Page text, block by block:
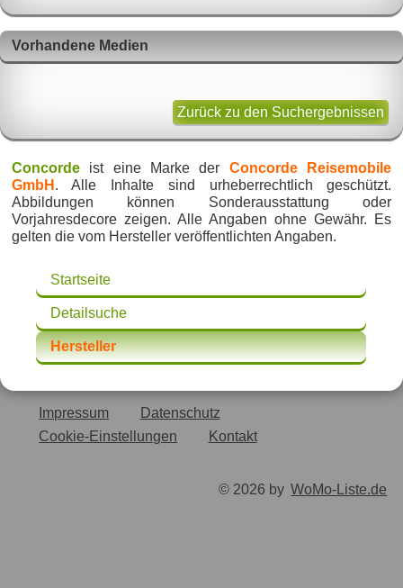
Vorhandene Medien
Zurück zu den Suchergebnissen
Concordeist eine Marke der Concorde Reisemobile
GmbH . Alle Inhalte sind urheberrechtlich geschützt.
Abbildungen können Sonderausstattung oder
Vorjahresdecore zeigen. Alle Angaben ohne Gewähr. Es
gelten die vom Hersteller veröffentlichten Angaben.
Startseite
Detailsuche
Hersteller
Impressum
Datenschutz
Cookie-Einstellungen
Kontakt
© 2026 by WoMo-Liste.de